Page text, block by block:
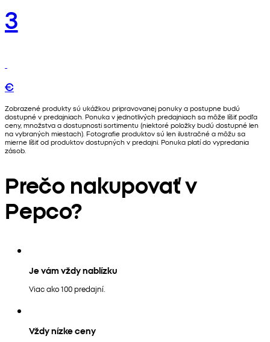
3
€
Zobrazené produkty sú ukážkou pripravovanej ponuky a postupne budú
dostupné v predajniach. Ponuka v jednotlivých predajniach sa môže líšiť podľa
ceny, množstva a dostupnosti sortimentu (niektoré položky budú dostupné len
na vybraných miestach). Fotografie produktov sú len ilustračné a môžu sa
mierne líšiť od produktov dostupných v predajni. Ponuka platí do vypredania
zásob.
Prečo nakupovať v
Pepco?
Je vám vždy nablízku
Viac ako 100 predajní.
Vždy nízke ceny